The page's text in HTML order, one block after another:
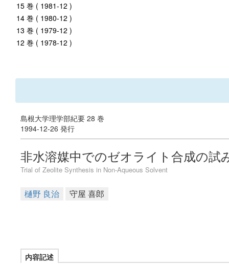
15 巻 ( 1981-12 )
14 巻 ( 1980-12 )
13 巻 ( 1979-12 )
12 巻 ( 1978-12 )
島根大学理学部紀要 28 巻
1994-12-26 発行
非水溶媒中でのゼオライト合成の試
Trial of Zeolite Synthesis in Non-Aqueous Solvent
樋野 良治 守屋 喜郎
内容記述